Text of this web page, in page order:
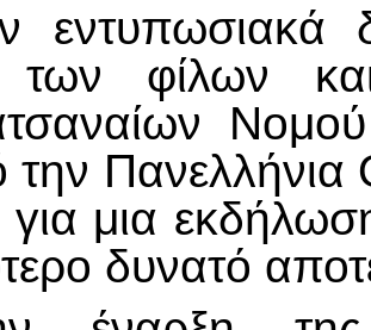
των φίλων
την
μια
δυνατό